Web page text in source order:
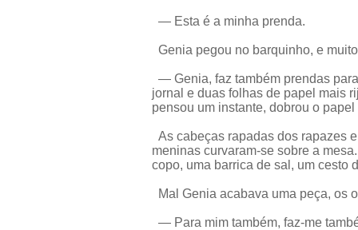
— Esta é a minha prenda.
Genia pegou no barquinho, e
— Genia, faz também prendas
jornal e duas folhas de papel mais
pensou um instante, dobrou o
As cabeças rapadas dos rapazes
meninas curvaram-se sobre a
copo, uma barrica de sal, um cesto
Mal Genia acabava uma peça, os
— Para mim também, faz-me